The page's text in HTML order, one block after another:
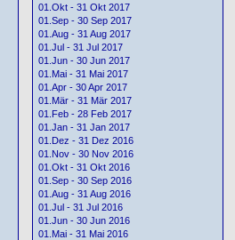
01.Okt - 31 Okt 2017
01.Sep - 30 Sep 2017
01.Aug - 31 Aug 2017
01.Jul - 31 Jul 2017
01.Jun - 30 Jun 2017
01.Mai - 31 Mai 2017
01.Apr - 30 Apr 2017
01.Mär - 31 Mär 2017
01.Feb - 28 Feb 2017
01.Jan - 31 Jan 2017
01.Dez - 31 Dez 2016
01.Nov - 30 Nov 2016
01.Okt - 31 Okt 2016
01.Sep - 30 Sep 2016
01.Aug - 31 Aug 2016
01.Jul - 31 Jul 2016
01.Jun - 30 Jun 2016
01.Mai - 31 Mai 2016